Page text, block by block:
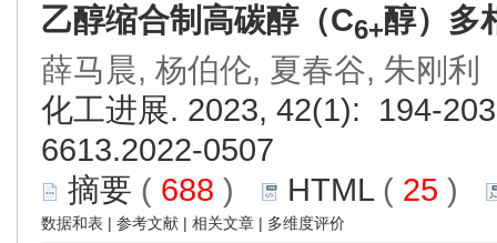
乙醇缩合制高碳醇（C6+醇）多
薛马晨, 杨伯伦, 夏春谷, 朱刚利
化工进展. 2023, 42(1): 194-
6613.2022-0507
摘要 ( 688 ) HTML( 25 )
数据和表 | 参考文献 | 相关文章 | 多维度评价